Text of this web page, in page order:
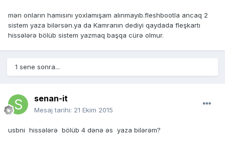
mən onların hamısını yoxlamışam alınmayıb.fleshbootla ancaq 2
sistem yaza bilərsən.ya da Kamranın dediyi qaydada fleşkartı
hissələrə bölüb sistem yazmaq başqa cürə olmur.
1 sene sonra...
senan-it
Mesaj tarihi: 21 Ekim 2015
usbni hissələrə bölüb 4 dənə əs yaza bilərəm?